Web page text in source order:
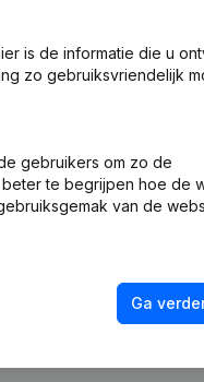
enz...)
is de informatie die u
zo gebruiksvriendelijk
gebruikers om zo de
te begrijpen hoe de
van de
Ga